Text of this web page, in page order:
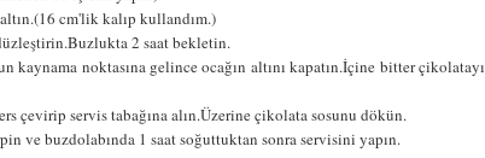
cm'lik kalıp kullandım.)
2 saat bekletin.
noktasına gelince ocağın altını kapatın.İçine bitter çikolatayı
çevirip servis tabağına alın.Üzerine çikolata sosunu dökün.
ve buzdolabında 1 saat soğuttuktan sonra servisini yapın.